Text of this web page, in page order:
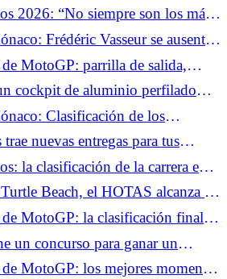
2, Fabio Quartararo en
de la clasificación
2026: “No siempre son los más
en Resistencia”, el análisis
campeón del EWC 2021
Frédéric Vasseur se ausentó
por motivos médicos
MotoGP: parrilla de salida,
sólo 15º, Marc Márquez consigue
cockpit de aluminio perfilado
Clasificación de los
3, Kimi Antonelli toma el
en el Top 10
nuevas entregas para tus
la clasificación de la carrera en
conserva el liderato
Beach, el HOTAS alcanza la
MotoGP: la clasificación final
Marc Márquez imperial,
no pudo hacer nada
un concurso para ganar un
y un MagicDash.
MotoGP: los mejores momentos